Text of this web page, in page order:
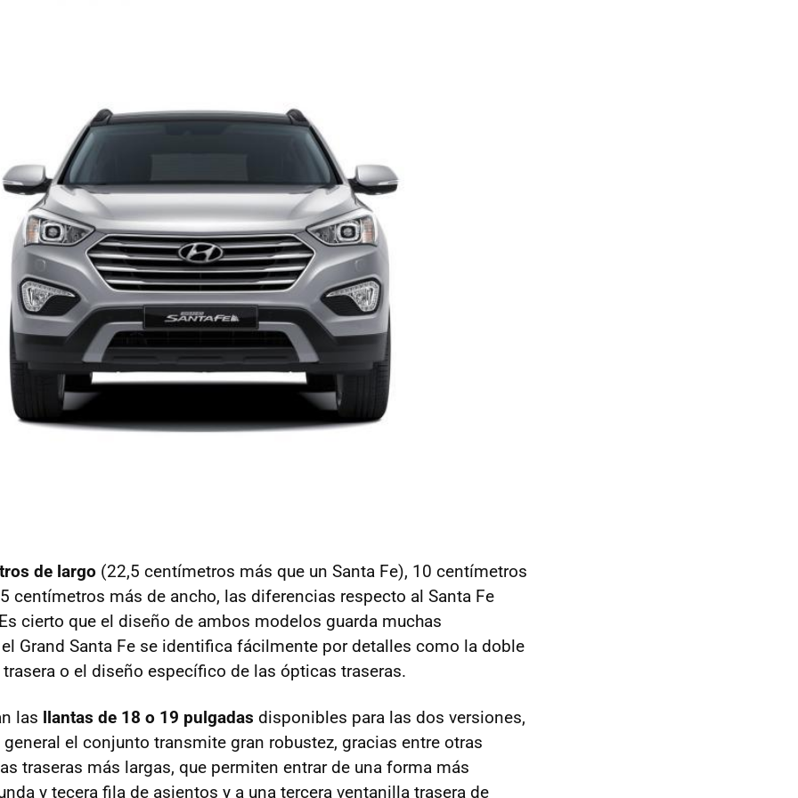
de largo (22,5 centímetros más que un Santa Fe), 10 centímetros
centímetros más de ancho, las diferencias respecto al Santa Fe
cierto que el diseño de ambos modelos guarda muchas
Grand Santa Fe se identifica fácilmente por detalles como la doble
o el diseño específico de las ópticas traseras.
las llantas de 18 o 19 pulgadas disponibles para las dos versiones,
general el conjunto transmite gran robustez, gracias entre otras
traseras más largas, que permiten entrar de una forma más
y tecera fila de asientos y a una tercera ventanilla trasera de